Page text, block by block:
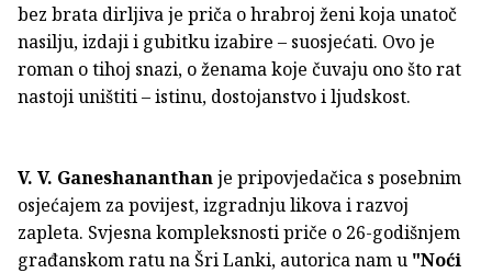
bez brata dirljiva je priča o hrabroj ženi koja unatoč
nasilju, izdaji i gubitku izabire – suosjećati. Ovo je
roman o tihoj snazi, o ženama koje čuvaju ono što rat
nastoji uništiti – istinu, dostojanstvo i ljudskost.
V. V. Ganeshananthanje pripovjedačica s posebnim
osjećajem za povijest, izgradnju likova i razvoj
zapleta. Svjesna kompleksnosti priče o 26-godišnjem
građanskom ratu na Šri Lanki, autorica nam u "Noći